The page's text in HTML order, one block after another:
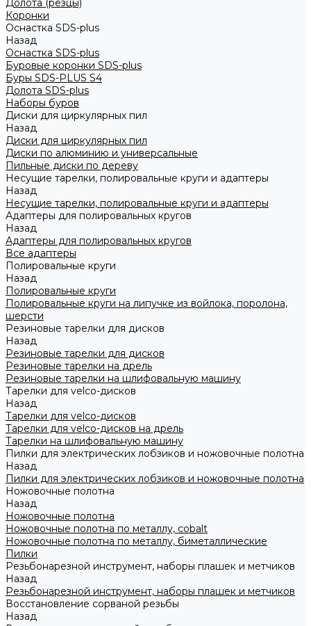
Долота (резцы)
Коронки
Оснастка SDS-plus
Назад
Оснастка SDS-plus
Буровые коронки SDS-plus
Буры SDS-PLUS S4
Долота SDS-plus
Наборы буров
Диски для циркулярных пил
Назад
Диски для циркулярных пил
Диски по алюминию и универсальные
Пильные диски по дереву
Несущие тарелки, полировальные круги и адаптеры
Назад
Несущие тарелки, полировальные круги и адаптеры
Адаптеры для полировальных кругов
Назад
Адаптеры для полировальных кругов
Все адаптеры
Полировальные круги
Назад
Полировальные круги
Полировальные круги на липучке из войлока, поролона,
шерсти
Резиновые тарелки для дисков
Назад
Резиновые тарелки для дисков
Резиновые тарелки на дрель
Резиновые тарелки на шлифовальную машину
Тарелки для velco-дисков
Назад
Тарелки для velco-дисков
Тарелки для velco-дисков на дрель
Тарелки на шлифовальную машину
Пилки для электрических лобзиков и ножовочные полотна
Назад
Пилки для электрических лобзиков и ножовочные полотна
Ножовочные полотна
Назад
Ножовочные полотна
Ножовочные полотна по металлу, cobalt
Ножовочные полотна по металлу, биметаллические
Пилки
Резьбонарезной инструмент, наборы плашек и метчиков
Назад
Резьбонарезной инструмент, наборы плашек и метчиков
Восстановление сорваной резьбы
Назад